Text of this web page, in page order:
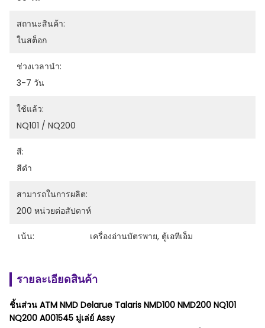
สถานะสินค้า:
ในสต็อก
ช่วงเวลานำ:
3-7 วัน
ใช้แล้ว:
NQ101 / NQ200
สี:
สีดำ
สามารถในการผลิต:
200 หน่วยต่อสัปดาห์
เน้น: เครื่องอ่านบัตรพาย, ตู้เอทีเอ็ม
รายละเอียดสินค้า
ชิ้นส่วน ATM NMD Delarue Talaris NMD100 NMD200 NQ101
NQ200 A001545 มู่เล่ย์ Assy